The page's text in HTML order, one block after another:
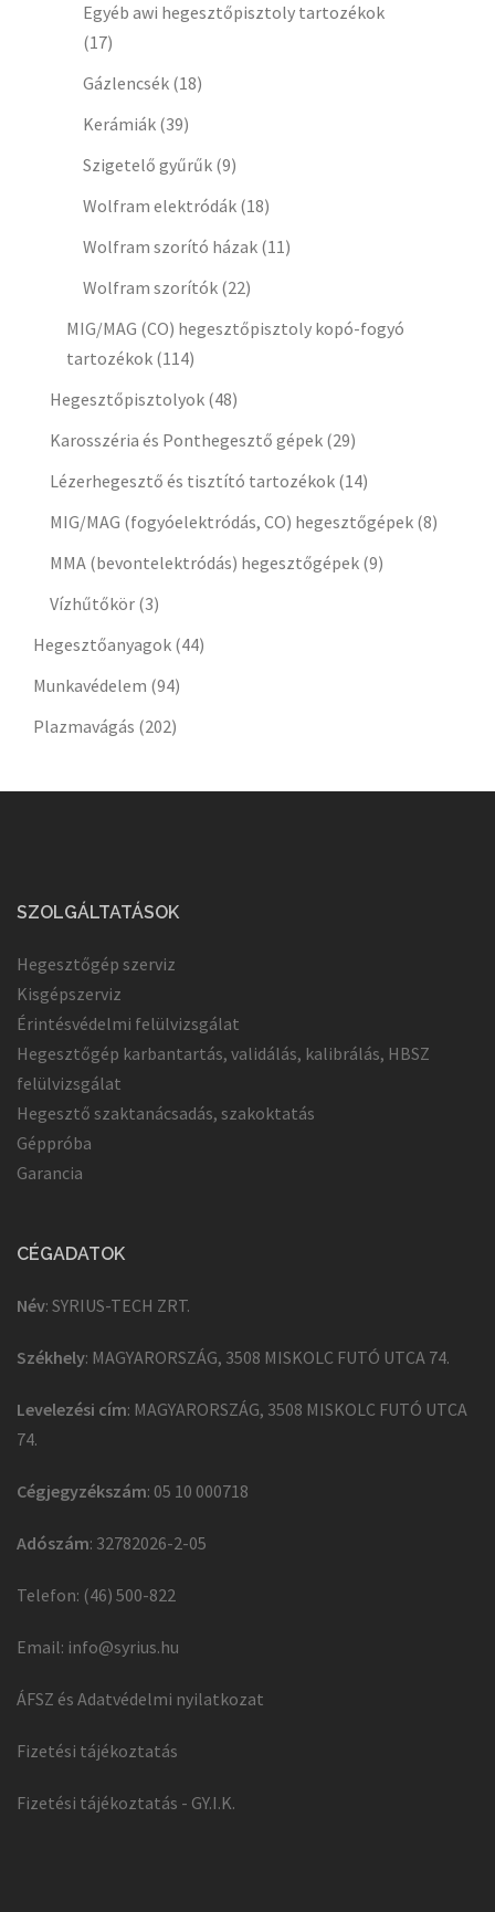
Egyéb awi hegesztőpisztoly tartozékok
(17)
Gázlencsék (18)
Kerámiák (39)
Szigetelő gyűrűk (9)
Wolfram elektródák (18)
Wolfram szorító házak (11)
Wolfram szorítók (22)
MIG/MAG (CO) hegesztőpisztoly kopó-fogyó
tartozékok (114)
Hegesztőpisztolyok (48)
Karosszéria és Ponthegesztő gépek (29)
Lézerhegesztő és tisztító tartozékok (14)
MIG/MAG (fogyóelektródás, CO) hegesztőgépek (8)
MMA (bevontelektródás) hegesztőgépek (9)
Vízhűtőkör (3)
Hegesztőanyagok (44)
Munkavédelem (94)
Plazmavágás (202)
SZOLGÁLTATÁSOK
Hegesztőgép szerviz
Kisgépszerviz
Érintésvédelmi felülvizsgálat
Hegesztőgép karbantartás, validálás, kalibrálás, HBSZ
felülvizsgálat
Hegesztő szaktanácsadás, szakoktatás
Géppróba
Garancia
CÉGADATOK
Név: SYRIUS-TECH ZRT.
Székhely: MAGYARORSZÁG, 3508 MISKOLC FUTÓ UTCA 74.
Levelezési cím: MAGYARORSZÁG, 3508 MISKOLC FUTÓ UTCA
74.
Cégjegyzékszám: 05 10 000718
Adószám: 32782026-2-05
Telefon: (46) 500-822
Email: info@syrius.hu
ÁFSZ és Adatvédelmi nyilatkozat
Fizetési tájékoztatás
Fizetési tájékoztatás - GY.I.K.